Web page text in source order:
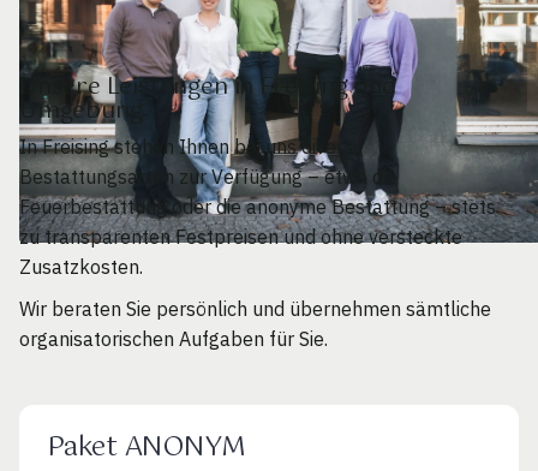
Unsere Leistungen in Freising und
Umgebung
In Freising stehen Ihnen bei uns diverse
Bestattungsarten zur Verfügung – etwa die
Feuerbestattung oder die anonyme Bestattung – stets
zu transparenten Festpreisen und ohne versteckte
Zusatzkosten.
Wir beraten Sie persönlich und übernehmen sämtliche
organisatorischen Aufgaben für Sie.
Paket ANONYM